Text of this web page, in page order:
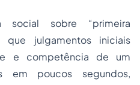
social sobre “primeira
que julgamentos iniciais
e competência de um
em poucos segundos,